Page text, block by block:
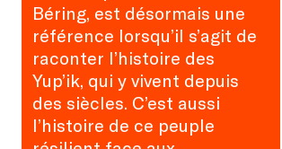
Béring, est désormais une
référence lorsqu’il s’agit de
raconter l’histoire des
Yup’ik, qui y vivent depuis
des siècles. C’est aussi
l’histoire de ce peuple